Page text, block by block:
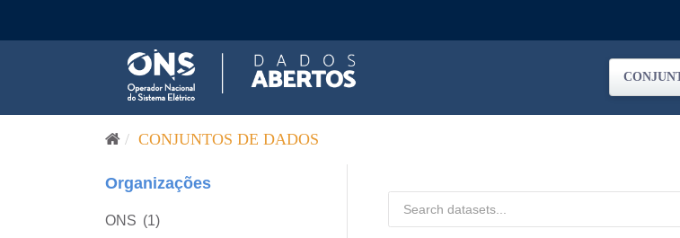
CONJUNTOS DE DADOS
Organizações
ONS (1)